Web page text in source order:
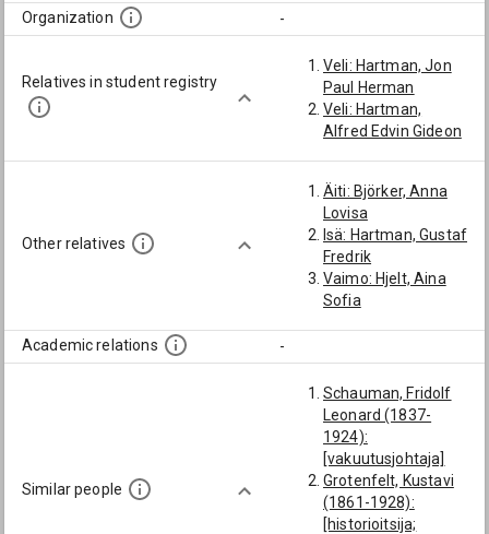
Organization
-
Relatives in student registry
Veli: Hartman, Jon
Paul Herman
Veli: Hartman,
Alfred Edvin Gideon
Other relatives
Äiti: Björker, Anna
Lovisa
Isä: Hartman, Gustaf
Fredrik
Vaimo: Hjelt, Aina
Sofia
Academic relations -
Similar people
Schauman, Fridolf
Leonard (1837-
1924):
[vakuutusjohtaja]
Grotenfelt, Kustavi
(1861-1928):
[historioitsija;